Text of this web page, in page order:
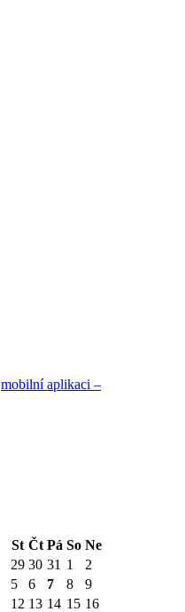
mobilní aplikaci –
St Čt Pá So Ne
29 30 31 1
2
5 6 7 8
9
12 13 14 15 16